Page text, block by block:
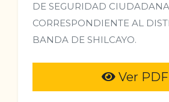
DE SEGURIDAD CIUDADANA
CORRESPONDIENTE AL
BANDA DE SHILCAYO.
Ver PDF